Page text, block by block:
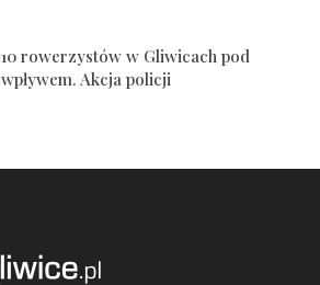
10 rowerzystów w Gliwicach pod
wpływem. Akcja policji